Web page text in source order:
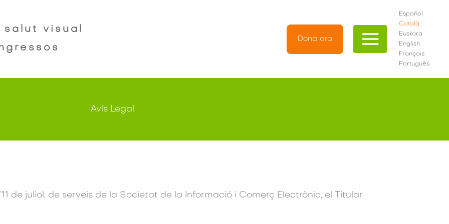
salut visual
Dona ara
Español
Català
Euskara
English
Français
Português
Avís Legal
de juliol, de serveis de la Societat de la Informació i Comerç Electrònic, el Titular